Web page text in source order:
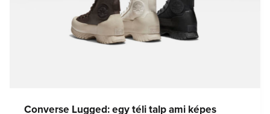
Converse Lugged: egy téli talp ami képes